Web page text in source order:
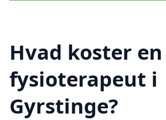
Hvad koster en
fysioterapeut i
Gyrstinge?